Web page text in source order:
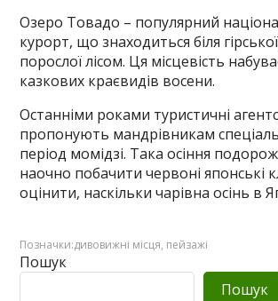
Озеро Товадо – популярний
курорт, що знаходиться біля
порослої лісом. Ця місцевість
казкових краєвидів восени.
Останніми роками туристичні
пропонують мандрівникам
період момідзі. Така осіння
наочно побачити червоні японські
оцінити, наскільки чарівна осінь в
Позначки:дивовижні місця, пейзажі
Пошук
Пошук